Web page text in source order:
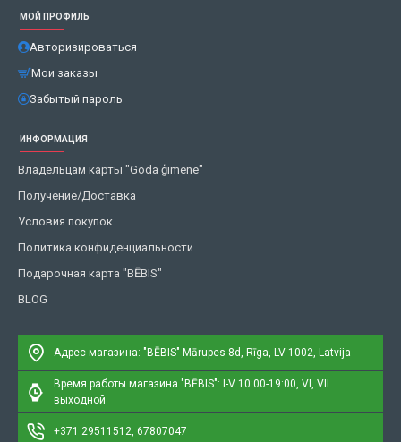
МОЙ ПРОФИЛЬ
Авторизироваться
Мои заказы
Забытый пароль
ИНФОРМАЦИЯ
Владельцам карты "Goda ģimene"
Получение/Доставка
Условия покупок
Политика конфиденциальности
Подарочная карта "BĒBIS"
BLOG
Адрес магазина: "BĒBIS" Mārupes 8d, Rīga, LV-1002, Latvija
Время работы магазина "BĒBIS": I-V 10:00-19:00, VI, VII
выходной
+371 29511512, 67807047